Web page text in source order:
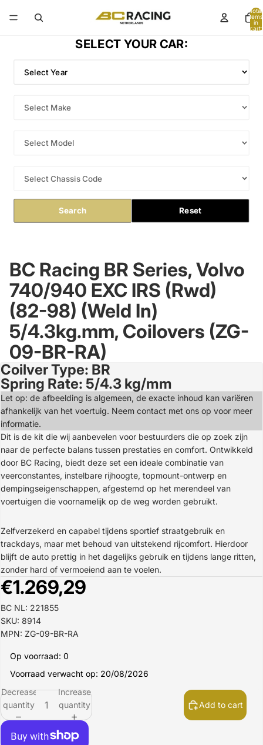
Total
items
in
cart:
SELECT YOUR CAR:
Search Reset
BC Racing BR Series, Volvo
740/940 EXC IRS (Rwd)
(82-98) (Weld In)
5/4.3kg.mm, Coilovers (ZG-
09-BR-RA)
Open
image
in
full
screen
Coilver Type: BR
Spring Rate: 5/4.3 kg/mm
Let op: de afbeelding is algemeen, de exacte inhoud kan variëren
afhankelijk van het voertuig. Neem contact met ons op voor meer
informatie.
Dit is de kit die wij aanbevelen voor bestuurders die op zoek zijn
naar de perfecte balans tussen prestaties en comfort. Ontwikkeld
door BC Racing, biedt deze set een ideale combinatie van
veerconstantes, instelbare rijhoogte, topmount-ontwerp en
dempingseigenschappen, afgestemd op het merendeel van
voertuigen die voornamelijk op de weg worden gebruikt.
Zelfverzekerd en capabel tijdens sportief straatgebruik en
trackdays, maar met behoud van uitstekend rijcomfort. Hierdoor
blijft de auto prettig in het dagelijks gebruik en tijdens lange ritten,
zonder hard of vermoeiend aan te voelen.
€1.269,29
BC NL: 221855
SKU: 8914
MPN: ZG-09-BR-RA
Op voorraad: 0
Voorraad verwacht op: 20/08/2026
Decrease
quantity
Increase
quantity
Add to cart